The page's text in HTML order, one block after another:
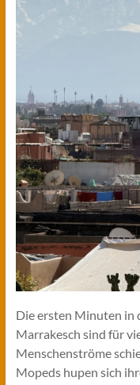
Die ersten Minuten in
Marrakesch sind für
Menschenströme
Mopeds hupen sich